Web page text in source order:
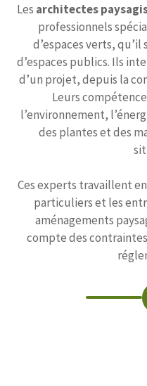
Les architectes
professionnels
d’espaces verts, qu’il
d’espaces publics. Ils
d’un projet, depuis la
Leurs
l’environnement,
des plantes et des
Ces experts travaillent
particuliers et les
aménagements
compte des